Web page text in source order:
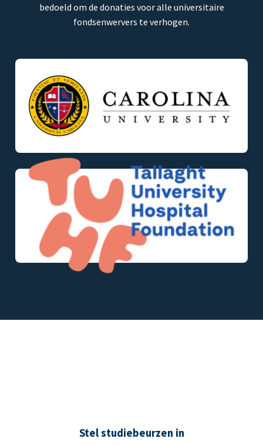
bedoeld om de donaties voor alle universitaire
fondsenwervers te verhogen.
Stel studiebeurzen in